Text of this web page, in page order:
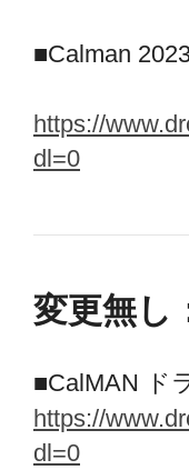
■Calman
https://
dl=0
変更無し
■CalMAN ド
https://
dl=0